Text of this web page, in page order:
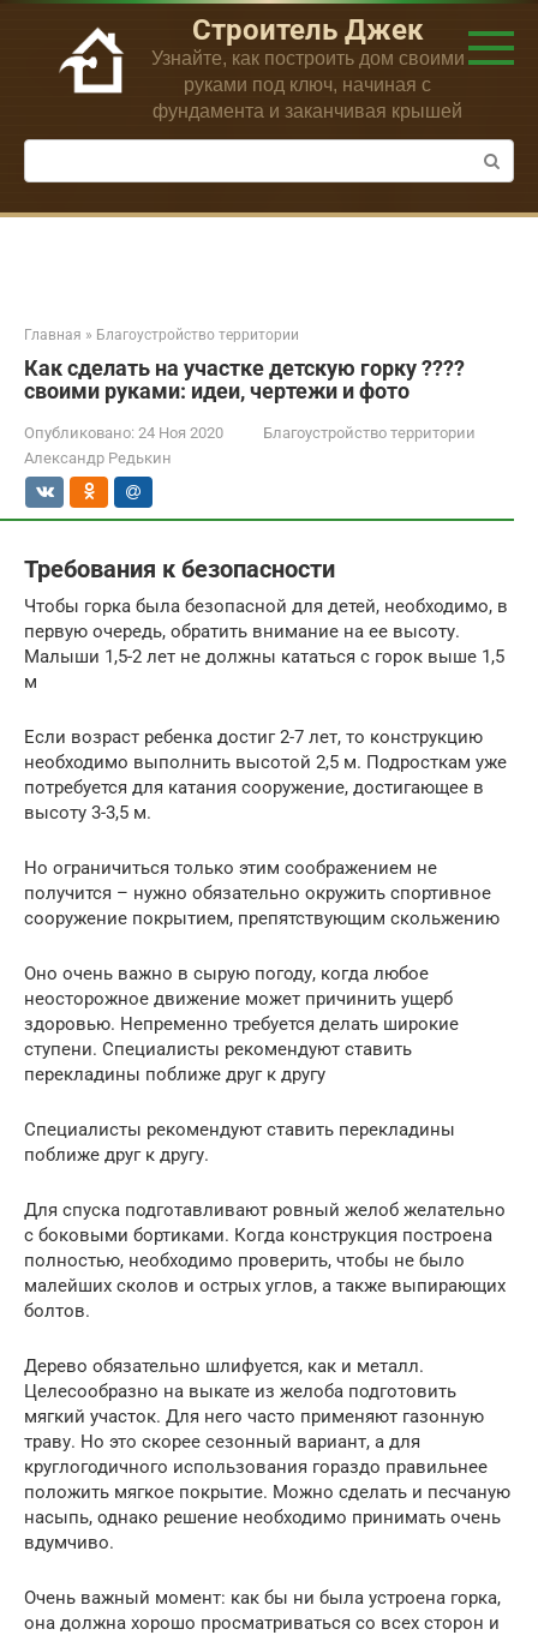
Перейти
контенту
Строитель Джек
Узнайте, как построить дом своими
руками под ключ, начиная с
фундамента и заканчивая крышей
Поиск:
Главная » Благоустройство территории
Как сделать на участке детскую горку ????
своими руками: идеи, чертежи и фото
Опубликовано: 24 Ноя 2020
Благоустройство территории
Александр Редькин
Требования к безопасности
Чтобы горка была безопасной для детей, необходимо, в
первую очередь, обратить внимание на ее высоту.
Малыши 1,5-2 лет не должны кататься с горок выше 1,5
м
Если возраст ребенка достиг 2-7 лет, то конструкцию
необходимо выполнить высотой 2,5 м. Подросткам уже
потребуется для катания сооружение, достигающее в
высоту 3-3,5 м.
Но ограничиться только этим соображением не
получится – нужно обязательно окружить спортивное
сооружение покрытием, препятствующим скольжению
Оно очень важно в сырую погоду, когда любое
неосторожное движение может причинить ущерб
здоровью. Непременно требуется делать широкие
ступени. Специалисты рекомендуют ставить
перекладины поближе друг к другу
Специалисты рекомендуют ставить перекладины
поближе друг к другу.
Для спуска подготавливают ровный желоб желательно
с боковыми бортиками. Когда конструкция построена
полностью, необходимо проверить, чтобы не было
малейших сколов и острых углов, а также выпирающих
болтов.
Дерево обязательно шлифуется, как и металл.
Целесообразно на выкате из желоба подготовить
мягкий участок. Для него часто применяют газонную
траву. Но это скорее сезонный вариант, а для
круглогодичного использования гораздо правильнее
положить мягкое покрытие. Можно сделать и песчаную
насыпь, однако решение необходимо принимать очень
вдумчиво.
Очень важный момент: как бы ни была устроена горка,
она должна хорошо просматриваться со всех сторон и